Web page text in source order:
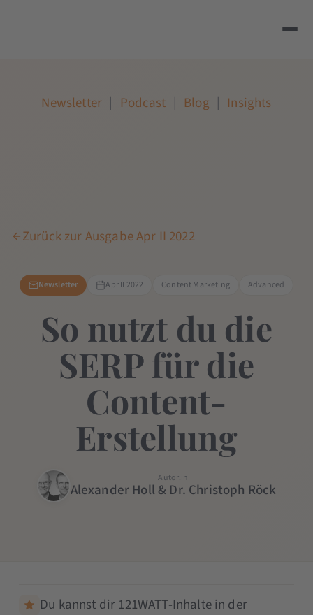
Newsletter | Podcast | Blog | Insights
Zurück zur Ausgabe Apr II 2022
Newsletter Apr II 2022 Content Marketing Advanced
So nutzt du die
SERP für die
Content-
Erstellung
Autor:in
Alexander Holl & Dr. Christoph Röck
Du kannst dir 121WATT-Inhalte in der